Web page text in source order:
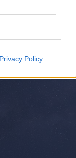
Privacy Policy
per
di